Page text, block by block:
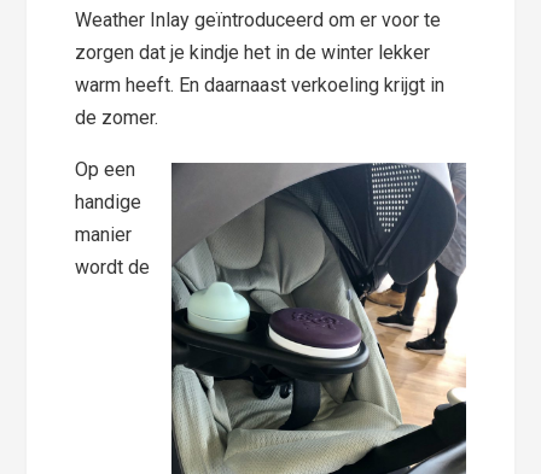
Weather Inlay geïntroduceerd om er voor te
zorgen dat je kindje het in de winter lekker
warm heeft. En daarnaast verkoeling krijgt in
de zomer.
Op een
handige
manier
wordt de